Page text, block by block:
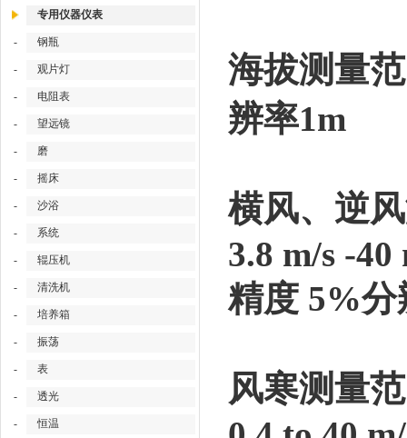
专用仪器仪表
- 钢瓶
- 观片灯
- 电阻表
- 望远镜
- 磨
- 摇床
- 沙浴
- 系统
- 辊压机
- 清洗机
- 培养箱
- 振荡
- 表
- 透光
- 恒温
海拔测量
辨率1m
横风、逆
3.8 m/s -40
精度 5%分
风寒测量